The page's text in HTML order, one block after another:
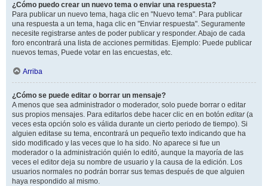
¿Cómo puedo crear un nuevo tema o enviar una respuesta?
Para publicar un nuevo tema, haga clic en "Nuevo tema". Para publicar
una respuesta a un tema, haga clic en "Enviar respuesta". Seguramente
necesite registrarse antes de poder publicar y responder. Abajo de cada
foro encontrará una lista de acciones permitidas. Ejemplo: Puede publicar
nuevos temas, Puede votar en las encuestas, etc.
Arriba
¿Cómo se puede editar o borrar un mensaje?
A menos que sea administrador o moderador, solo puede borrar o editar
sus propios mensajes. Para editarlos debe hacer clic en en botón editar(a
veces esta opción solo es válida durante un cierto periodo de tiempo). Si
alguien editase su tema, encontrará un pequeño texto indicando que ha
sido modificado y las veces que lo ha sido. No aparece si fue un
moderador o la administración quién lo editó, aunque la mayoría de las
veces el editor deja su nombre de usuario y la causa de la edición. Los
usuarios normales no podrán borrar sus temas después de que alguien
haya respondido al mismo.